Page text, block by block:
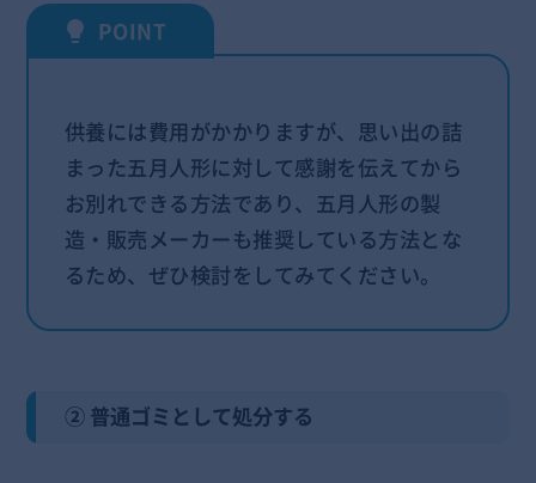
供養には費用がかかりますが、思い出の詰
まった五月人形に対して感謝を伝えてから
お別れできる方法であり、五月人形の製
造・販売メーカーも推奨している方法とな
るため、ぜひ検討をしてみてください。
② 普通ゴミとして処分する